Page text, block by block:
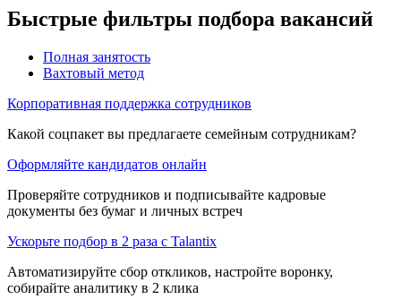
Быстрые фильтры подбора вакансий
Полная занятость
Вахтовый метод
Корпоративная поддержка сотрудников
Какой соцпакет вы предлагаете семейным сотрудникам?
Оформляйте кандидатов онлайн
Проверяйте сотрудников и подписывайте кадровые
документы без бумаг и личных встреч
Ускорьте подбор в 2 раза с Talantix
Автоматизируйте сбор откликов, настройте воронку,
собирайте аналитику в 2 клика